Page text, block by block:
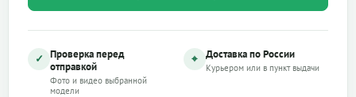
✓ Проверка перед
отправкой
Фото и видео выбранной
модели
⌖ Доставка по России
Курьером или в пункт выдачи